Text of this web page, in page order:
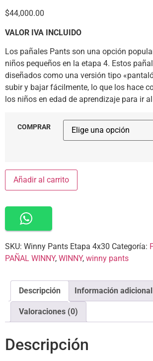
$44,000.00
VALOR IVA INCLUIDO
Los pañales Pants son una opción
niños pequeños en la etapa 4. Estos
diseñados como una versión tipo
subir y bajar fácilmente, lo que los hace
los niños en edad de aprendizaje para ir
COMPRAR
Añadir al carrito
SKU: Winny Pants Etapa 4x30 Categoría:
PAÑAL WINNY, WINNY, winny pants
Descripción Información adicional
Valoraciones (0)
Descripción